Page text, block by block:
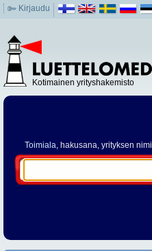
Kirjaudu
Kotimainen yrityshakemisto
Toimiala, hakusana, yrityksen nimi